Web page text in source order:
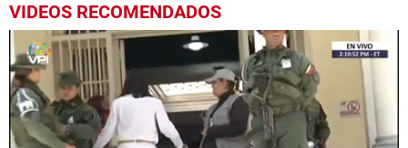
VIDEOS RECOMENDADOS